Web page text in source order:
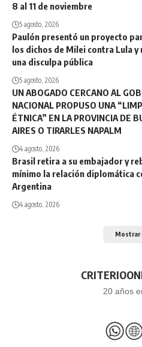
8 al 11 de noviembre
5 agosto, 2026
Paulón presentó un proyecto
los dichos de Milei contra Lula y
una disculpa pública
5 agosto, 2026
UN ABOGADO CERCANO AL
NACIONAL PROPUSO UNA
ÉTNICA” EN LA PROVINCIA DE
AIRES O TIRARLES NAPALM
4 agosto, 2026
Brasil retira a su embajador y
mínimo la relación diplomática
Argentina
4 agosto, 2026
Mostrar
20 años